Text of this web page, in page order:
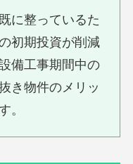
に整っているた
初期投資が削減
備工事期間中の
き物件のメリッ
。